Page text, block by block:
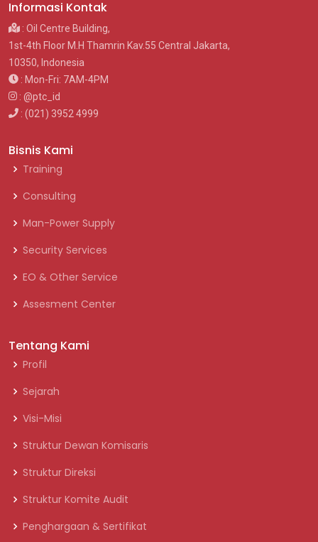
Informasi Kontak
: Oil Centre Building,
1st-4th Floor M.H Thamrin Kav.55 Central Jakarta,
10350, Indonesia
: Mon-Fri: 7AM-4PM
: @ptc_id
: (021) 3952 4999
Bisnis Kami
Training
Consulting
Man-Power Supply
Security Services
EO & Other Service
Assesment Center
Tentang Kami
Profil
Sejarah
Visi-Misi
Struktur Dewan Komisaris
Struktur Direksi
Struktur Komite Audit
Penghargaan & Sertifikat